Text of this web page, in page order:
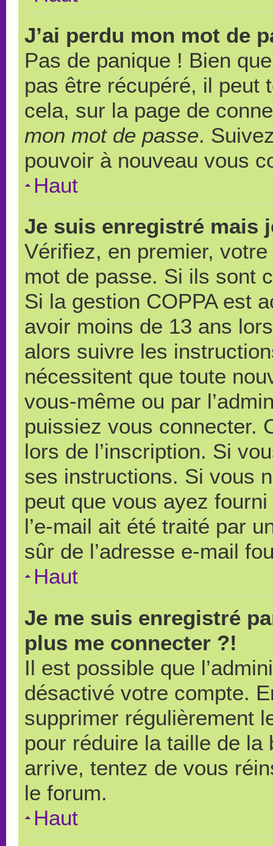
J’ai perdu mon mot de
Pas de panique ! Bien
pas être récupéré, il peut
cela, sur la page de
mon mot de passe.
pouvoir à nouveau vous
Haut
Je suis enregistré mais
Vérifiez, en premier,
mot de passe. Si ils sont
Si la gestion COPPA est
avoir moins de 13 ans
alors suivre les
nécessitent que toute
vous-même ou par
puissiez vous connecter.
lors de l’inscription. Si
ses instructions. Si vous
peut que vous ayez
l’e-mail ait été traité par
sûr de l’adresse e-mail
Haut
Je me suis enregistré
plus me connecter ?!
Il est possible que
désactivé votre compte.
supprimer régulièrement
pour réduire la taille de
arrive, tentez de vous
le forum.
Haut